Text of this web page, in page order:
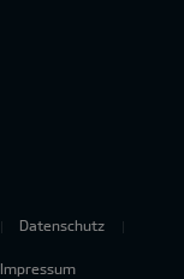
Datenschutz
Impressum